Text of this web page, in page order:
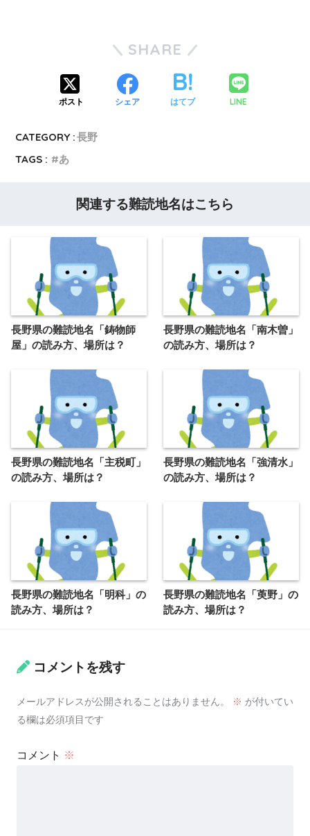
SHARE
ポスト シェア はてブ LINE
CATEGORY :長野
TAGS :
あ
関連する難読地名はこちら
長野県の難読地名「鋳物師
屋」の読み方、場所は？
長野県の難読地名「南木曽」
の読み方、場所は？
長野県の難読地名「主税町」
の読み方、場所は？
長野県の難読地名「強清水」
の読み方、場所は？
長野県の難読地名「明科」の
読み方、場所は？
長野県の難読地名「萸野」の
読み方、場所は？
コメントを残す
メールアドレスが公開されることはありません。 ※ が付いてい
る欄は必須項目です
コメント ※